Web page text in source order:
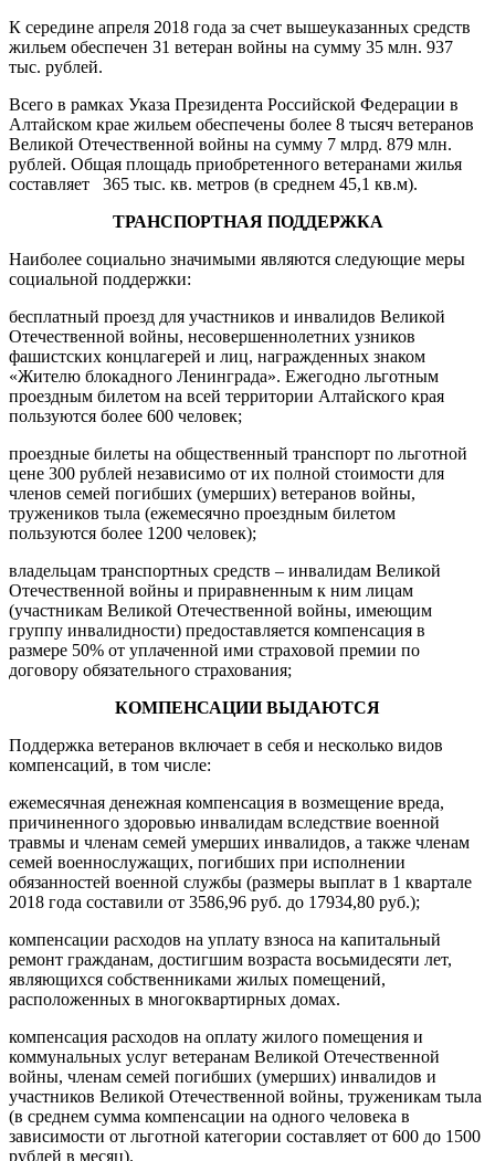
К середине апреля 2018 года за счет вышеуказанных средств
жильем обеспечен 31 ветеран войны на сумму 35 млн. 937
тыс. рублей.
Всего в рамках Указа Президента Российской Федерации в
Алтайском крае жильем обеспечены более 8 тысяч ветеранов
Великой Отечественной войны на сумму 7 млрд. 879 млн.
рублей. Общая площадь приобретенного ветеранами жилья
составляет 365 тыс. кв. метров (в среднем 45,1 кв.м).
ТРАНСПОРТНАЯ ПОДДЕРЖКА
Наиболее социально значимыми являются следующие меры
социальной поддержки:
бесплатный проезд для участников и инвалидов Великой
Отечественной войны, несовершеннолетних узников
фашистских концлагерей и лиц, награжденных знаком
«Жителю блокадного Ленинграда». Ежегодно льготным
проездным билетом на всей территории Алтайского края
пользуются более 600 человек;
проездные билеты на общественный транспорт по льготной
цене 300 рублей независимо от их полной стоимости для
членов семей погибших (умерших) ветеранов войны,
тружеников тыла (ежемесячно проездным билетом
пользуются более 1200 человек);
владельцам транспортных средств – инвалидам Великой
Отечественной войны и приравненным к ним лицам
(участникам Великой Отечественной войны, имеющим
группу инвалидности) предоставляется компенсация в
размере 50% от уплаченной ими страховой премии по
договору обязательного страхования;
КОМПЕНСАЦИИ ВЫДАЮТСЯ
Поддержка ветеранов включает в себя и несколько видов
компенсаций, в том числе:
ежемесячная денежная компенсация в возмещение вреда,
причиненного здоровью инвалидам вследствие военной
травмы и членам семей умерших инвалидов, а также членам
семей военнослужащих, погибших при исполнении
обязанностей военной службы (размеры выплат в 1 квартале
2018 года составили от 3586,96 руб. до 17934,80 руб.);
компенсации расходов на уплату взноса на капитальный
ремонт гражданам, достигшим возраста восьмидесяти лет,
являющихся собственниками жилых помещений,
расположенных в многоквартирных домах.
компенсация расходов на оплату жилого помещения и
коммунальных услуг ветеранам Великой Отечественной
войны, членам семей погибших (умерших) инвалидов и
участников Великой Отечественной войны, труженикам тыла
(в среднем сумма компенсации на одного человека в
зависимости от льготной категории составляет от 600 до 1500
рублей в месяц).